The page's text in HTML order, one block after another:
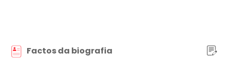
Factos da biografia